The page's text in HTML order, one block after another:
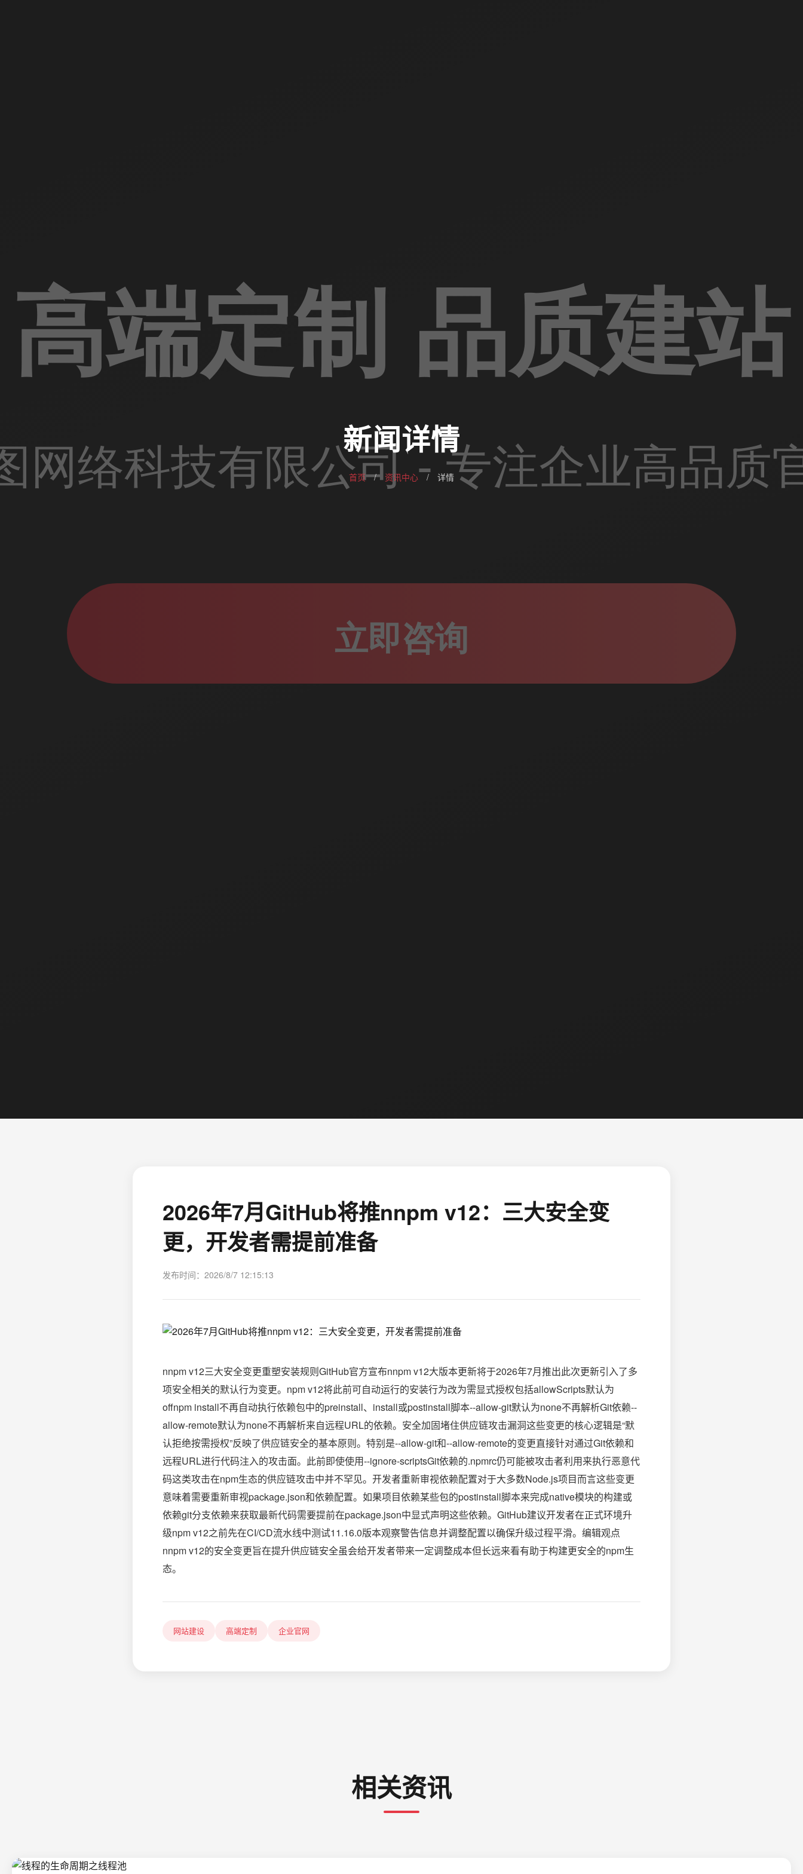
新闻详情
首页 / 资讯中心 / 详情
2026年7月GitHub将推nnpm v12：三大安全变
更，开发者需提前准备
发布时间：2026/8/7 12:15:13
nnpm v12三大安全变更重塑安装规则GitHub官方宣布nnpm v12大版本更新将于2026年7月推出此次更新引入了多
项安全相关的默认行为变更。npm v12将此前可自动运行的安装行为改为需显式授权包括allowScripts默认为
offnpm install不再自动执行依赖包中的preinstall、install或postinstall脚本--allow-git默认为none不再解析Git依赖--
allow-remote默认为none不再解析来自远程URL的依赖。安全加固堵住供应链攻击漏洞这些变更的核心逻辑是“默
认拒绝按需授权”反映了供应链安全的基本原则。特别是--allow-git和--allow-remote的变更直接针对通过Git依赖和
远程URL进行代码注入的攻击面。此前即使使用--ignore-scriptsGit依赖的.npmrc仍可能被攻击者利用来执行恶意代
码这类攻击在npm生态的供应链攻击中并不罕见。开发者重新审视依赖配置对于大多数Node.js项目而言这些变更
意味着需要重新审视package.json和依赖配置。如果项目依赖某些包的postinstall脚本来完成native模块的构建或
依赖git分支依赖来获取最新代码需要提前在package.json中显式声明这些依赖。GitHub建议开发者在正式环境升
级npm v12之前先在CI/CD流水线中测试11.16.0版本观察警告信息并调整配置以确保升级过程平滑。编辑观点
nnpm v12的安全变更旨在提升供应链安全虽会给开发者带来一定调整成本但长远来看有助于构建更安全的npm生
态。
网站建设 高端定制 企业官网
相关资讯